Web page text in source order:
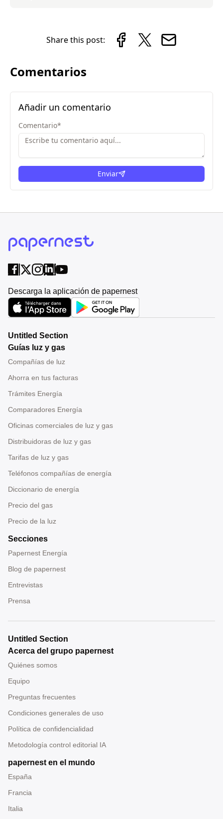
Share this post:
Comentarios
Añadir un comentario
Comentario*
Enviar
Descarga la aplicación de papernest
Untitled Section
Guías luz y gas
Compañías de luz
Ahorra en tus facturas
Trámites Energía
Comparadores Energía
Oficinas comerciales de luz y gas
Distribuidoras de luz y gas
Tarifas de luz y gas
Teléfonos compañías de energía
Diccionario de energía
Precio del gas
Precio de la luz
Secciones
Papernest Energía
Blog de papernest
Entrevistas
Prensa
Untitled Section
Acerca del grupo papernest
Quiénes somos
Equipo
Preguntas frecuentes
Condiciones generales de uso
Política de confidencialidad
Metodología control editorial IA
papernest en el mundo
España
Francia
Italia